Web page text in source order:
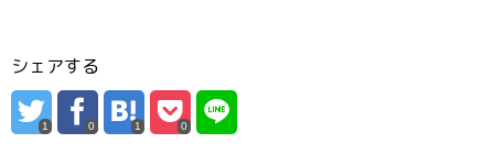
シェアする
1 0 1 0